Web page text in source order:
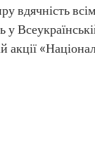
вдячність
у
акції